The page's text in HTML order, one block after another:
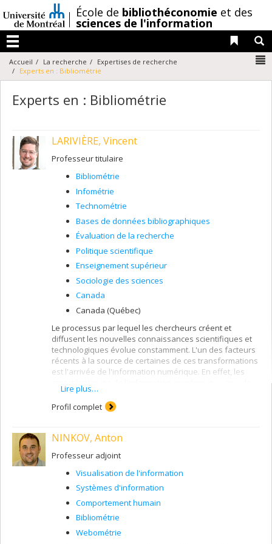
au
contenu
/École de bibliothéconomie et des
sciences de l'information
Menu
Liens
Accueil La recherche
Expertises de recherche
Experts en : Bibliométrie
Experts en : Bibliométrie
LARIVIÈRE, Vincent
Professeur titulaire
Bibliométrie
Infométrie
Technométrie
Bases de données bibliographiques
Évaluation de la recherche
Politique scientifique
Enseignement supérieur
Sociologie des sciences
Canada
Canada (Québec)
Le processus par lequel les chercheurs créent et
diffusent les nouvelles connaissances scientifiques et
technologiques évolue constamment. L'un des facteurs
récents à la source de certaines de ces transformations
est l'arrivée de l'information numérique. En effet, les
contraintes d'espace physique et plus grande facilité de
mise à jour, de modification, de réutilisation, d'accès et
de transmission — ont changé la façon dont les
mais également la façon dont ces connaissances sont
de recherche vise à
expliquer les transformations du processus de
numérique. Au cœur de ce programme de recherche se
trouvent lesméthodes bibliométriques
consistent en l'étude quantitative des caractéristiques
Lire plus…
Profil complet
NINKOV, Anton
Professeur adjoint
Visualisation de l'information
Systèmes d'information
Comportement humain
Bibliométrie
Webométrie